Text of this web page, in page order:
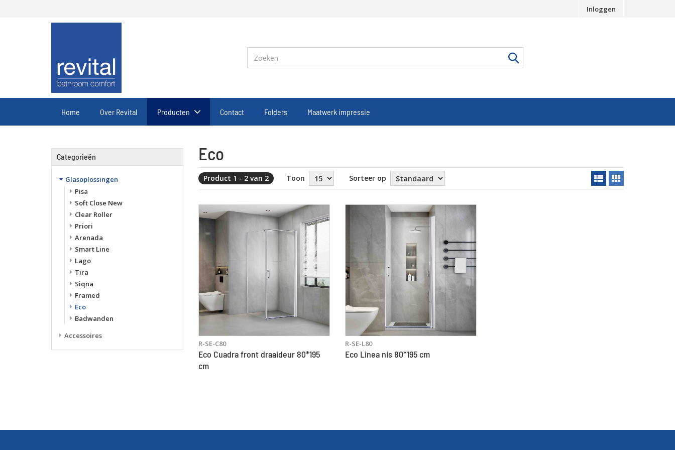
Inloggen
Home Over Revital Producten Contact Folders Maatwerk impressie
Categorieën
Glasoplossingen
Pisa
Soft Close New
Clear Roller
Priori
Arenada
Smart Line
Lago
Tira
Siqna
Framed
Eco
Badwanden
Accessoires
Eco
Product 1 - 2 van 2 Toon Sorteer op
Eco Cuadra front draaideur 80*195
cm
R-SE-C80
Eco Linea nis 80*195 cm
R-SE-L80